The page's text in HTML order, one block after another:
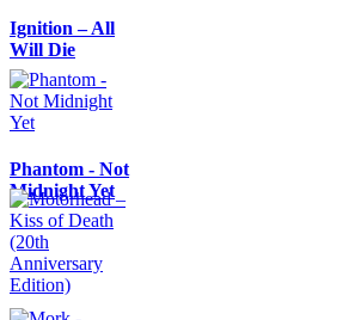
Ignition – All
Will Die
Phantom - Not
Midnight Yet